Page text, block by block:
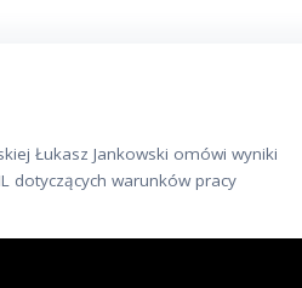
Łukasz Jankowski omówi wyniki
dotyczących warunków pracy